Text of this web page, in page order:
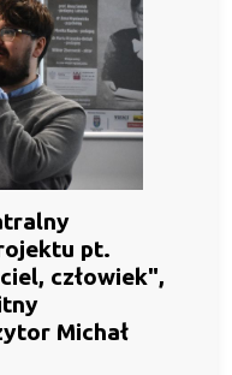
pt.
człowiek",
Michał